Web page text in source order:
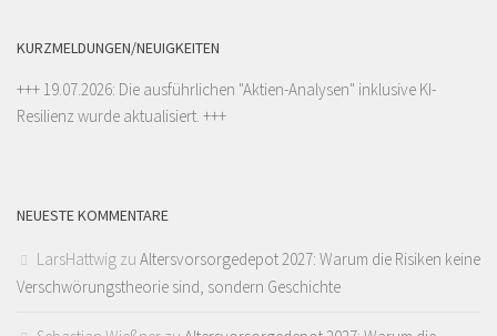
KURZMELDUNGEN/NEUIGKEITEN
+++ 19.07.2026: Die ausführlichen "Aktien-Analysen" inklusive KI-
Resilienz wurde aktualisiert. +++
NEUESTE KOMMENTARE
LarsHattwig zu Altersvorsorgedepot 2027: Warum die Risiken keine
Verschwörungstheorie sind, sondern Geschichte